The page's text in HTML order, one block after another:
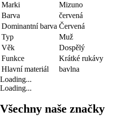
Marki
Mizuno
Barva
červená
Dominantní barva Červená
Typ
Muž
Věk
Dospělý
Funkce
Krátké rukávy
Hlavní materiál
bavlna
Loading...
Loading...
Všechny naše značky